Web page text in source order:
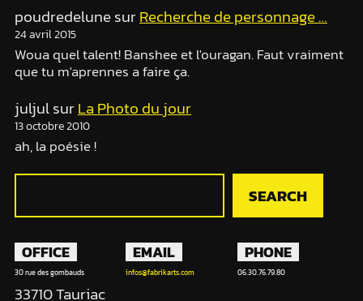
poudredelunesurRecherche de personnage …
24 avril 2015
Woua quel talent! Banshee et l'ouragan. Faut vraiment
que tu m'aprennes a faire ça.
juljulsurLa Photo du jour
13 octobre 2010
ah, la poésie !
R
c
h
e
r
SEARCH
OFFICE
30 rue des gombauds
33710 Tauriac
EMAIL
infos@fabrikarts.com
PHONE
06.30.76.79.80